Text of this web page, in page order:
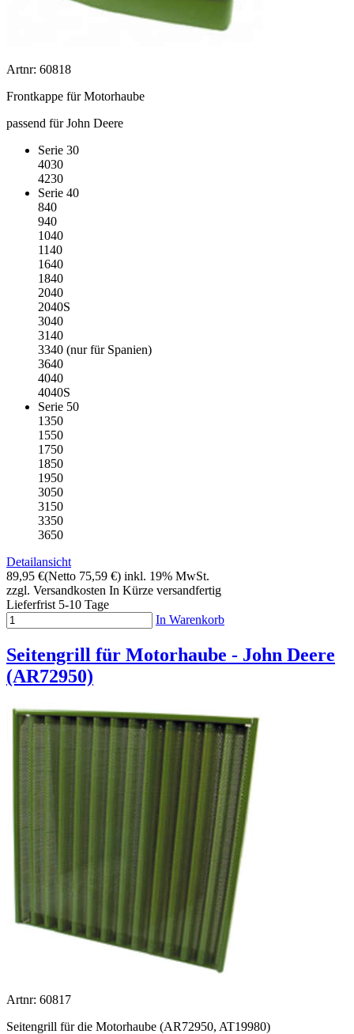
Artnr: 60818
Frontkappe für Motorhaube
passend für John Deere
Serie 30
4030
4230
Serie 40
840
940
1040
1140
1640
1840
2040
2040S
3040
3140
3340 (nur für Spanien)
3640
4040
4040S
Serie 50
1350
1550
1750
1850
1950
3050
3150
3350
3650
Detailansicht
89,95 €(Netto 75,59 €) inkl. 19% MwSt.
zzgl. Versandkosten In Kürze versandfertig
Lieferfrist 5-10 Tage
In Warenkorb
Seitengrill für Motorhaube - John Deere
(AR72950)
Artnr: 60817
Seitengrill für die Motorhaube (AR72950, AT19980)